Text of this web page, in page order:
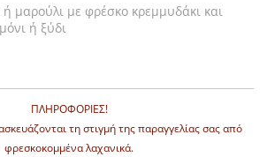
μαρούλι με φρέσκο κρεμμυδάκι και
ή ξύδι
ΠΛΗΡΟΦΟΡΙΕΣ!
τη στιγμή της παραγγελίας σας από
φρεσκοκομμένα λαχανικά.